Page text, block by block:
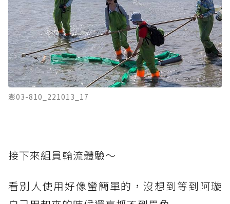
澎03-810_221013_17
接下來組員輪流體驗～
看別人使用好像蠻簡單的，沒想到等到阿璇